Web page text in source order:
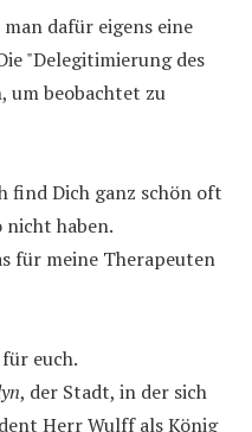
dafür eigens eine
"Delegitimierung des
um beobachtet zu
find Dich ganz schön oft
nicht haben.
für meine Therapeuten
euch.
, der Stadt, in der sich
Herr Wulff als König